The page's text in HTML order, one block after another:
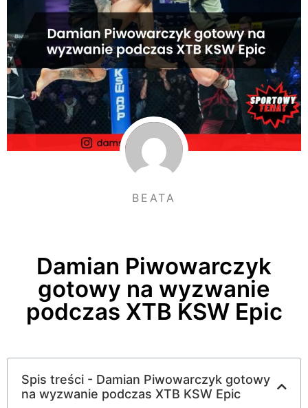
BEATA
Damian Piwowarczyk
gotowy na wyzwanie
podczas XTB KSW Epic
Spis treści - Damian Piwowarczyk gotowy
na wyzwanie podczas XTB KSW Epic